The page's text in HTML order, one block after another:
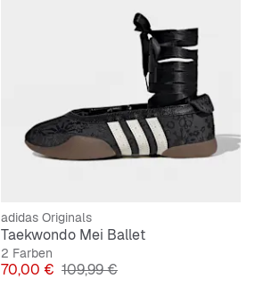
adidas Originals
Taekwondo Mei Ballet
2 Farben
Preis
70,00 € Originalpreis
109,99 €